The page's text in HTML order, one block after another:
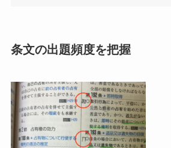
条文の出題頻度を把握